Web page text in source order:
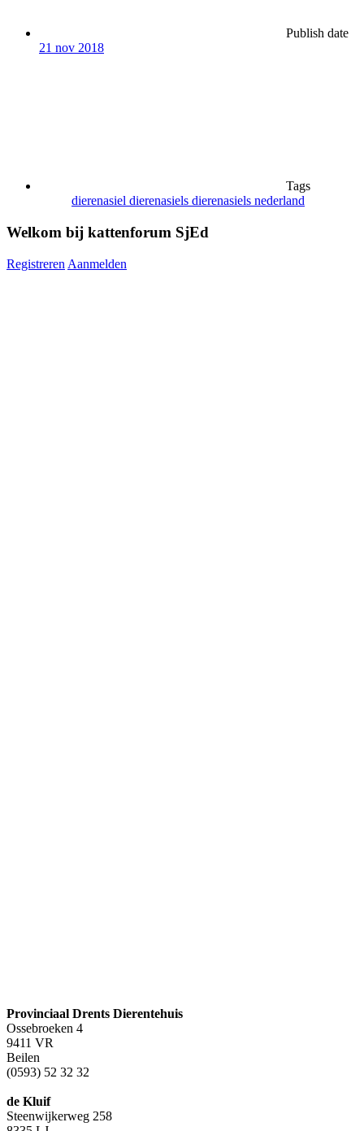
Publish date
21 nov 2018
Tags
dierenasiel dierenasiels dierenasiels nederland
Welkom bij kattenforum SjEd
Registreren Aanmelden
Provinciaal Drents Dierentehuis
Ossebroeken 4
9411 VR
Beilen
(0593) 52 32 32
de Kluif
Steenwijkerweg 258